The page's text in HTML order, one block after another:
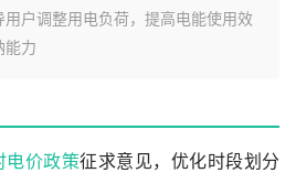
户调整用电负荷，提高电能使用效
能力
电价政策征求意见，优化时段划分